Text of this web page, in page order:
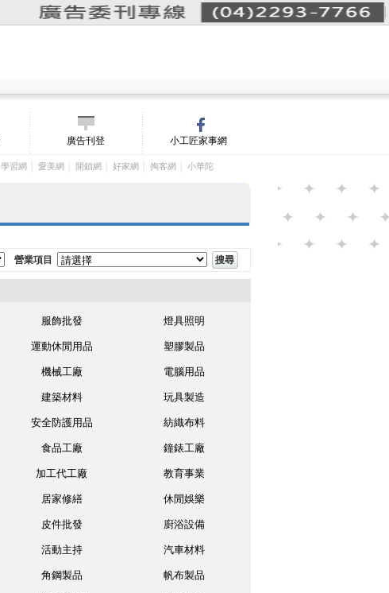
詢價單(0
廣告刊登 小工匠家事網
學習網 愛美網 開鎖網 好家網 掏客網 小華陀
營業項目
服飾批發 燈具照明
運動休閒用品 塑膠製品
機械工廠 電腦用品
建築材料 玩具製造
安全防護用品 紡織布料
食品工廠 鐘錶工廠
加工代工廠 教育事業
居家修繕 休閒娛樂
皮件批發 廚浴設備
活動主持 汽車材料
角鋼製品 帆布製品